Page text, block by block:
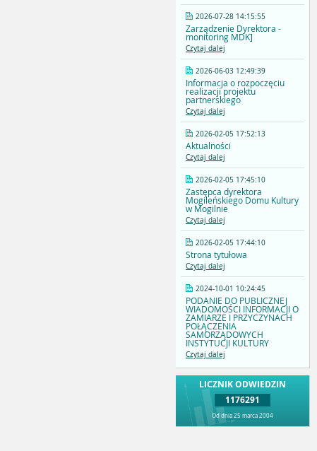
2026-07-28 14:15:55
Zarządzenie Dyrektora -
monitoring MDK]
Czytaj dalej
2026-06-03 12:49:39
Informacja o rozpoczęciu
realizacji projektu
partnerskiego
Czytaj dalej
2026-02-05 17:52:13
Aktualności
Czytaj dalej
2026-02-05 17:45:10
Zastępca dyrektora
Mogileńskiego Domu Kultury
w Mogilnie
Czytaj dalej
2026-02-05 17:44:10
Strona tytułowa
Czytaj dalej
2024-10-01 10:24:45
PODANIE DO PUBLICZNEJ
WIADOMOŚCI INFORMACJI O
ZAMIARZE I PRZYCZYNACH
POŁĄCZENIA
SAMORZĄDOWYCH
INSTYTUCJI KULTURY
Czytaj dalej
LICZNIK ODWIEDZIN
1176291
Od dnia 25 marca 2004